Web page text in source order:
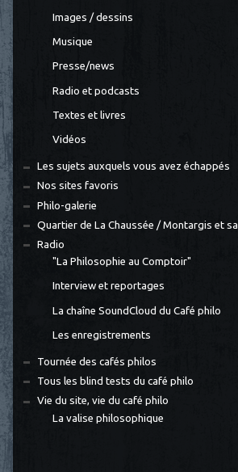
Images / dessins
Musique
Presse/news
Radio et podcasts
Textes et livres
Vidéos
Les sujets auxquels vous avez échappés
Nos sites favoris
Philo-galerie
Quartier de La Chaussée / Montargis et
Radio
"La Philosophie au Comptoir"
Interview et reportages
La chaîne SoundCloud du Café philo
Les enregistrements
Tournée des cafés philos
Tous les blind tests du café philo
Vie du site, vie du café philo
La valise philosophique